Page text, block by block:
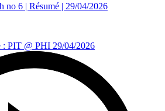
no 6 | Résumé | 29/04/2026